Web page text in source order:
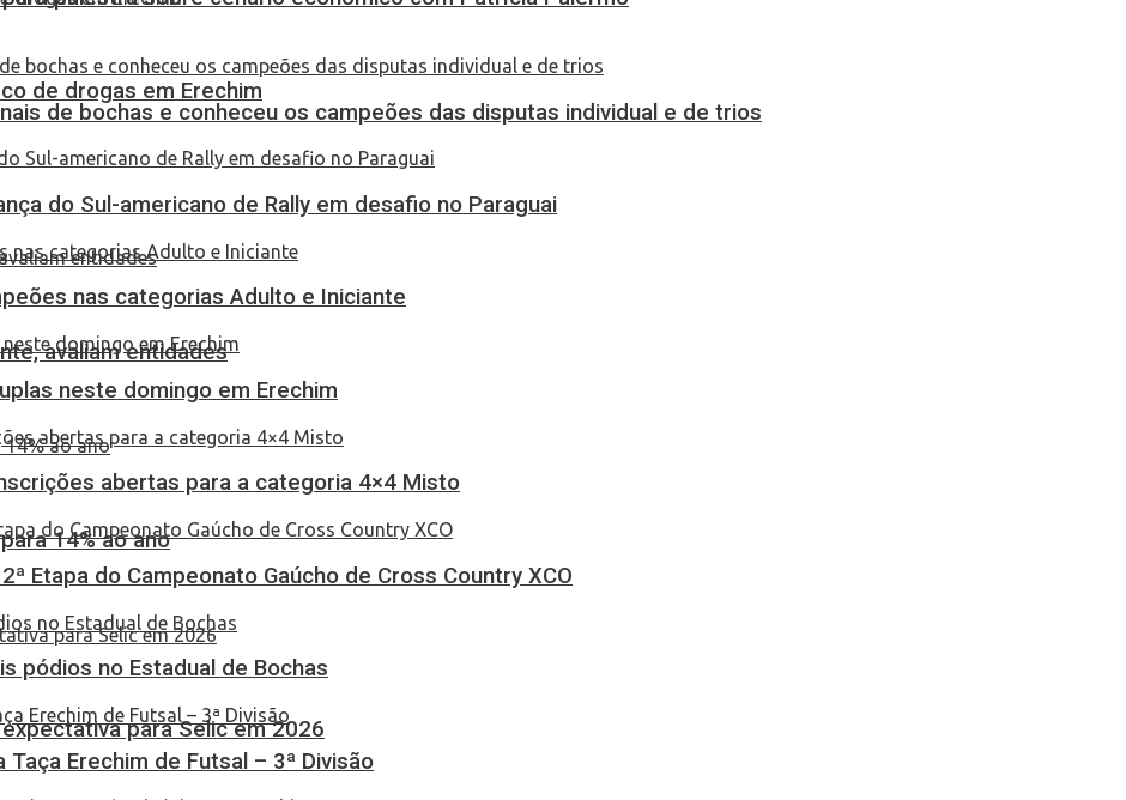
de drogas em Erechim
avaliam entidades
14% ao ano
para Selic em 2026
de bochas e conheceu os campeões das disputas individual e de trios
do Sul-americano de Rally em desafio no Paraguai
nas categorias Adulto e Iniciante
neste domingo em Erechim
abertas para a categoria 4×4 Misto
Etapa do Campeonato Gaúcho de Cross Country XCO
pódios no Estadual de Bochas
Erechim de Futsal – 3ª Divisão